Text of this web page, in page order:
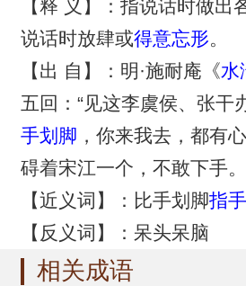
【释 义】：指说话时做出
说话时放肆或得意忘形。
【出 自】：明·施耐庵《水
五回：“见这李虞侯、张干
手划脚 ，你来我去，都有
碍着宋江一个，不敢下手。
【近义词】：比手划脚指
【反义词】：呆头呆脑
相关成语